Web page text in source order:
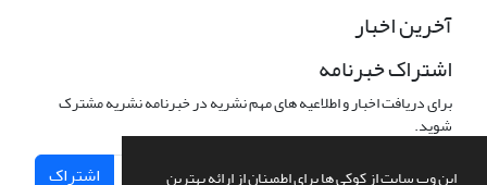
این وب سایت از کوکی ها برای اطمینان از ارائه بهترین
آخرین اخبار
اشتراک خبرنامه
برای دریافت اخبار و اطلاعیه های مهم نشریه در خبرنامه نشریه مشترک
شوید.
اشتراک